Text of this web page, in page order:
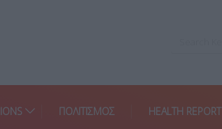
ΠΟΛΙΤΙΣΜΟΣ HEALTH REPORT